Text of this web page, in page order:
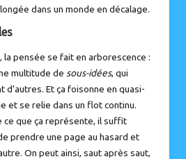
dans un monde en décalage.
la pensée se fait en arborescence :
multitude de sous-idées, qui
d’autres. Et ça foisonne en quasi-
et se relie dans un flot continu.
ce que ça représente, il suffit
prendre une page au hasard et
On peut ainsi, saut après saut,